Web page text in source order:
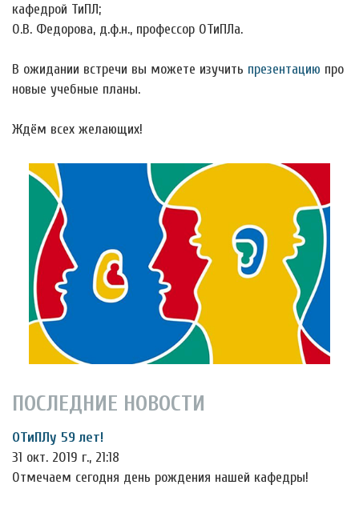
кафедрой ТиПЛ;
О.В. Федорова, д.ф.н., профессор ОТиПЛа.
В ожидании встречи вы можете изучить презентацию про
новые учебные планы.
Ждём всех желающих!
ПОСЛЕДНИЕ НОВОСТИ
ОТиПЛу 59 лет!
31 окт. 2019 г., 21:18
Отмечаем сегодня день рождения нашей кафедры!